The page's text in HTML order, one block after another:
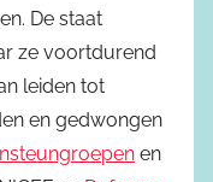
De staat
ze voortdurend
leiden tot
en gedwongen
en